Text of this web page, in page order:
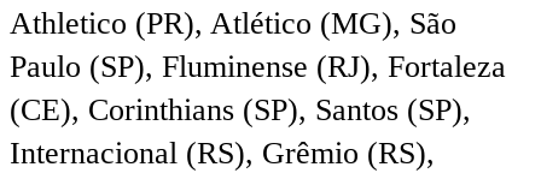
Athletico (PR), Atlético (MG), São
Paulo (SP), Fluminense (RJ), Fortaleza
(CE), Corinthians (SP), Santos (SP),
Internacional (RS), Grêmio (RS),